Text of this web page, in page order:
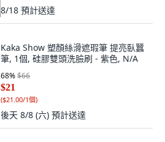
8/18 預計送達
Kaka Show 塑顏絲滑遮瑕筆 提亮臥蠶
筆, 1個, 硅膠雙頭洗臉刷 - 紫色, N/A
68%$66
$21
($21.00/1個)
後天 8/8 (六) 預計送達